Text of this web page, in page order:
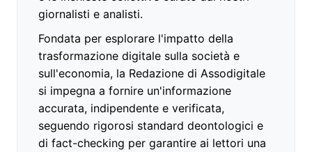
giornalisti e analisti.
Fondata per esplorare l'impatto della
trasformazione digitale sulla società e
sull'economia, la Redazione di Assodigitale
si impegna a fornire un'informazione
accurata, indipendente e verificata,
seguendo rigorosi standard deontologici e
di fact-checking per garantire ai lettori una